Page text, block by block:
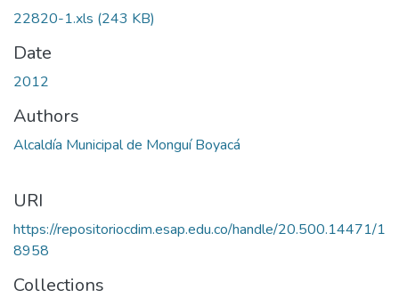
22820-1.xls (243 KB)
Date
2012
Authors
Alcaldía Municipal de Monguí Boyacá
URI
https://repositoriocdim.esap.edu.co/handle/20.500.14471/1
8958
Collections